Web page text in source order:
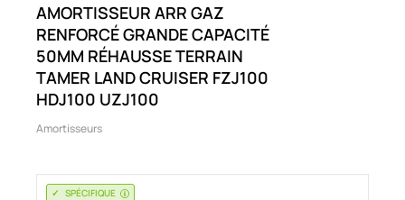
AMORTISSEUR ARR GAZ
RENFORCÉ GRANDE CAPACITÉ
50MM RÉHAUSSE TERRAIN
TAMER LAND CRUISER FZJ100
HDJ100 UZJ100
Amortisseurs
SPÉCIFIQUE